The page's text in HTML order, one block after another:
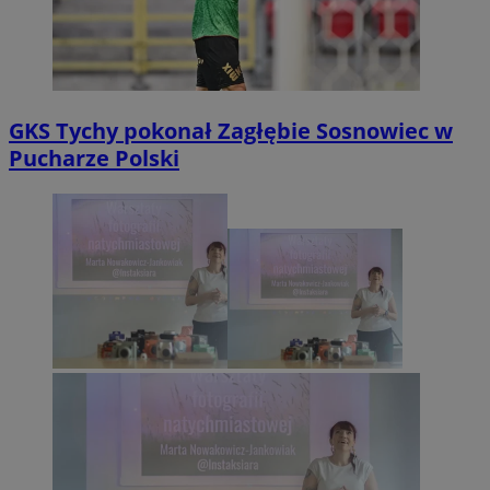
GKS Tychy pokonał Zagłębie Sosnowiec w
Pucharze Polski